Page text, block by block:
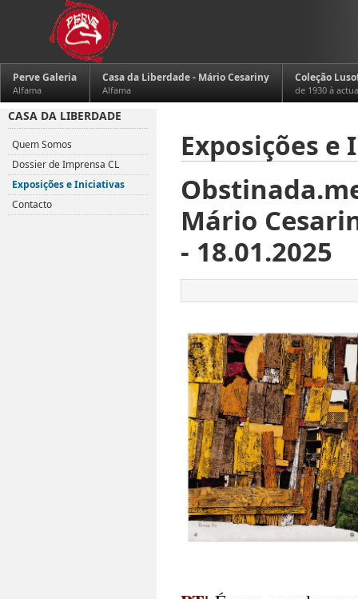
Perve Galeria
Alfama
Casa da Liberdade - Mário Cesariny
Alfama
Coleção
de 1930 à
Exposições e
Mário
- 18.01.2025
CASA DA LIBERDADE
Quem Somos
Dossier de Imprensa CL
Exposições e Iniciativas
Contacto